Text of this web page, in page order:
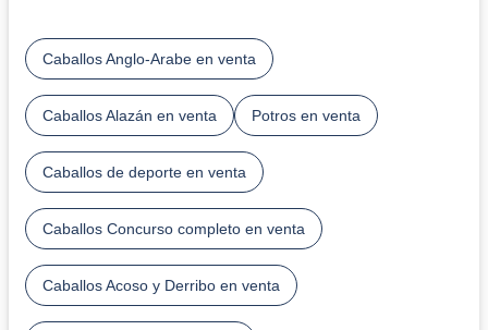
Caballos Anglo-Arabe en venta
Caballos Alazán en venta Potros en venta
Caballos de deporte en venta
Caballos Concurso completo en venta
Caballos Acoso y Derribo en venta